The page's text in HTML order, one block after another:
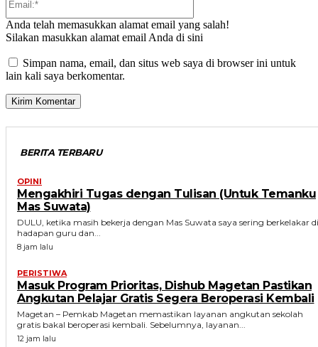
Anda telah memasukkan alamat email yang salah!
Silakan masukkan alamat email Anda di sini
Simpan nama, email, dan situs web saya di browser ini untuk
lain kali saya berkomentar.
BERITA TERBARU
OPINI
Mengakhiri Tugas dengan Tulisan (Untuk Temanku
Mas Suwata)
DULU, ketika masih bekerja dengan Mas Suwata saya sering berkelakar di
hadapan guru dan...
8 jam lalu
PERISTIWA
Masuk Program Prioritas, Dishub Magetan Pastikan
Angkutan Pelajar Gratis Segera Beroperasi Kembali
Magetan – Pemkab Magetan memastikan layanan angkutan sekolah
gratis bakal beroperasi kembali. Sebelumnya, layanan...
12 jam lalu